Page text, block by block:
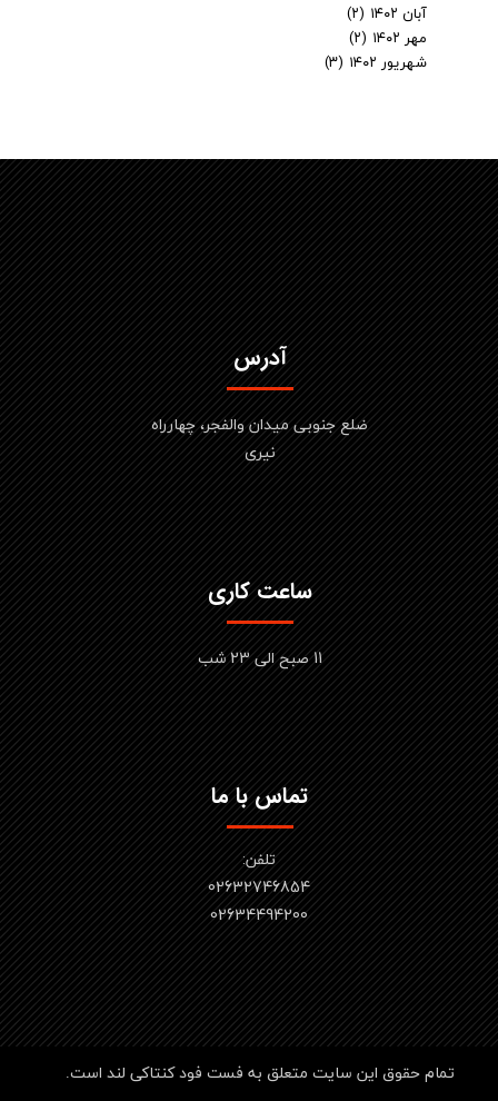
آبان ۱۴۰۲
(۲)
مهر ۱۴۰۲
(۲)
شهریور ۱۴۰۲
(۳)
تمام حقوق این سایت متعلق به فست فود کنتاکی لند است.
آدرس
ضلع جنوبی میدان والفجر، چهارراه
نیری
ساعت کاری
11 صبح الی 23 شب
تماس با ما
تلفن:
02632746854
​​​​​​​02634494200